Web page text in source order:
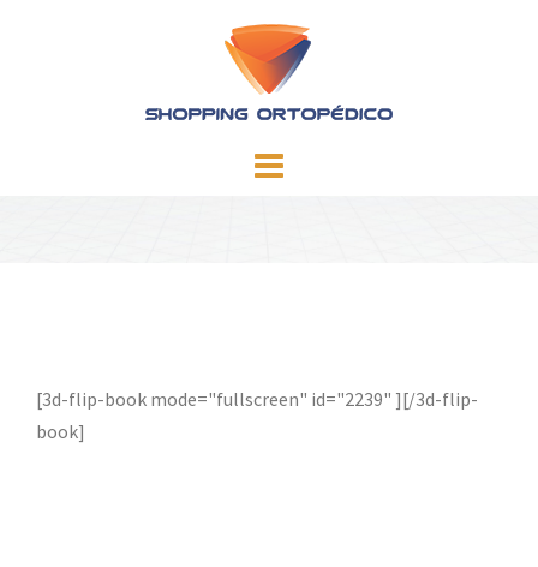
[3d-flip-book mode="fullscreen" id="2239" ][/3d-flip-
book]